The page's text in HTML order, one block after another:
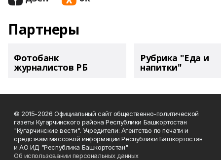
Партнеры
Фотобанк
журналистов РБ
Рубрика "Еда и
напитки"
© 2015-2026 Официальный сайт общественно-политической
газеты Кугарчинского района Республики Башкортостан
"Кугарчинские вести". Учредители: Агентство по печати и
средствам массовой информации Республики Башкортостан
и АО ИД "Республика Башкортостан"
Об использовании персональных данных